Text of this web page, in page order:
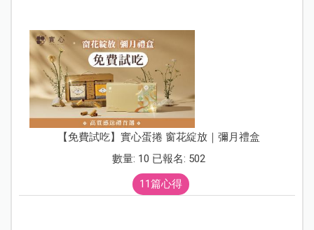
【免費試吃】實心蛋捲 窗花綻放｜彌月禮盒
數量: 10 已報名: 502
11篇心得